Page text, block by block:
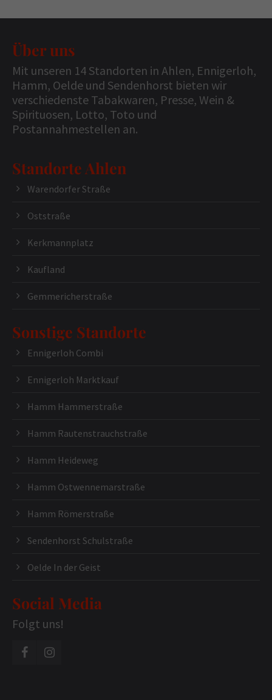
Über uns
Mit unseren 14 Standorten in Ahlen, Ennigerloh,
Hamm, Oelde und Sendenhorst bieten wir
verschiedenste Tabakwaren, Presse, Wein &
Spirituosen, Lotto, Toto und
Postannahmestellen an.
Standorte Ahlen
Warendorfer Straße
Oststraße
Kerkmannplatz
Kaufland
Gemmericherstraße
Sonstige Standorte
Ennigerloh Combi
Ennigerloh Marktkauf
Hamm Hammerstraße
Hamm Rautenstrauchstraße
Hamm Heideweg
Hamm Ostwennemarstraße
Hamm Römerstraße
Sendenhorst Schulstraße
Oelde In der Geist
Social Media
Folgt uns!